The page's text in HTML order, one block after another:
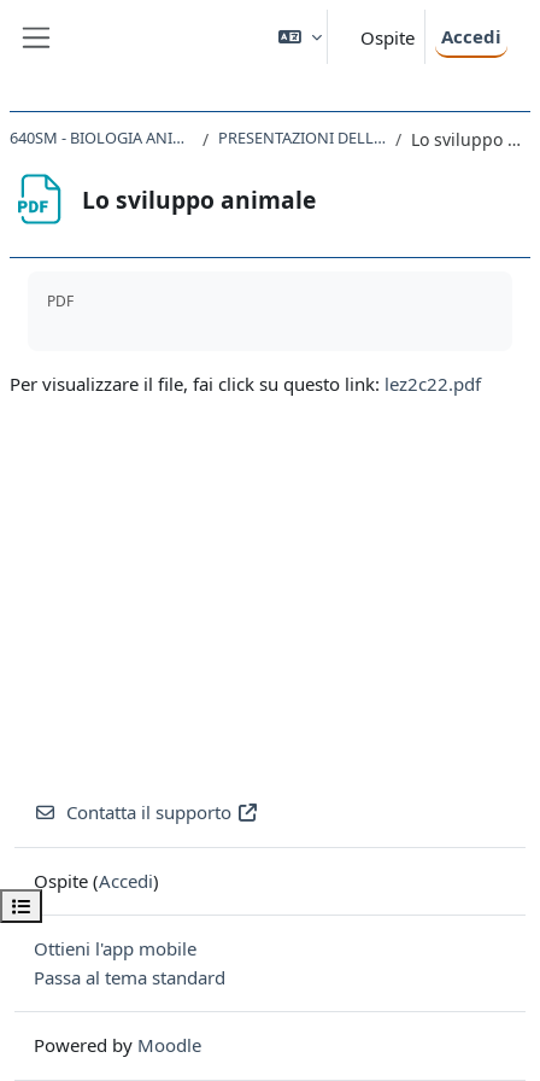
Ospite Accedi
Apri indice del corso
640SM - BIOLOGIA ANIMALE 2022 PRESENTAZIONI DELLE LEZIONI Lo sviluppo animale
Lo sviluppo animale
PDF
Per visualizzare il file, fai click su questo link: lez2c22.pdf
Contatta il supporto
Ospite (Accedi)
Ottieni l'app mobile
Passa al tema standard
Powered by Moodle